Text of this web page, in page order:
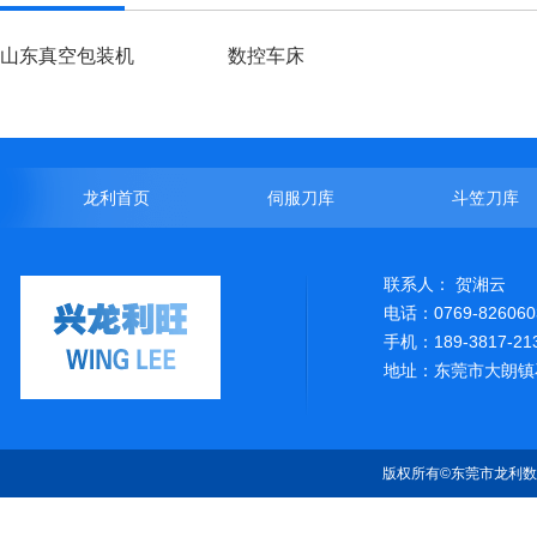
山东真空包装机 数控车床
龙利首页 伺服刀库 斗笠刀库
联系人： 贺湘云
电话：0769-
手机：189-3817-
地址：东莞市大朗
版权所有©东莞市龙利